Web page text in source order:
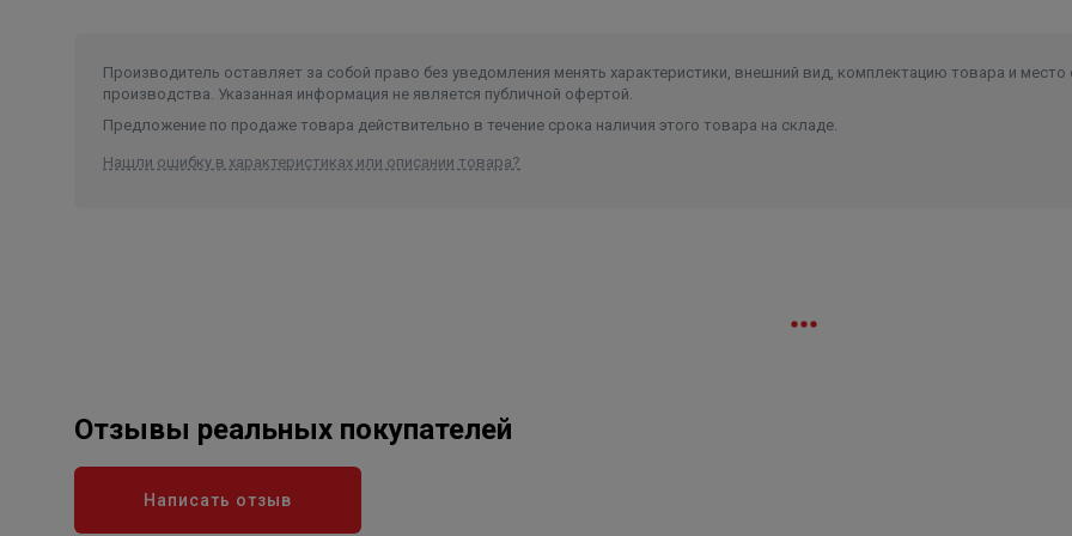
Производитель оставляет за собой право без уведомления менять характеристики, внешний вид, комплектацию товара и место
производства. Указанная информация не является публичной офертой.
Предложение по продаже товара действительно в течение срока наличия этого товара на складе.
Нашли ошибку в характеристиках или описании товара?
Отзывы реальных покупателей
Написать отзыв